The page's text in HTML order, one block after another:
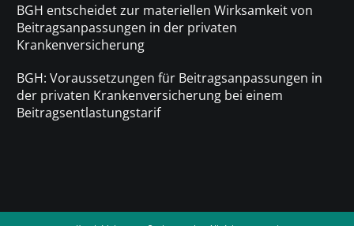
BGH entscheidet zur materiellen Wirksamkeit von
Beitragsanpassungen in der privaten
Krankenversicherung
BGH: Voraussetzungen für Beitragsanpassungen in
der privaten Krankenversicherung bei einem
Beitragsentlastungstarif